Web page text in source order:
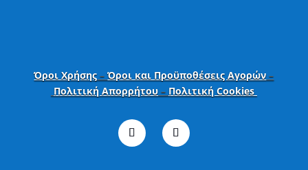
Όροι Χρήσης –Όροι και Προϋποθέσεις Αγορών–
Πολιτική Απορρήτου– Πολιτική Cookies